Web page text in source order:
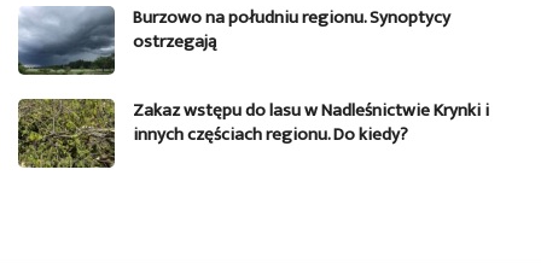
Burzowo na południu regionu. Synoptycy
ostrzegają
Zakaz wstępu do lasu w Nadleśnictwie Krynki i
innych częściach regionu. Do kiedy?